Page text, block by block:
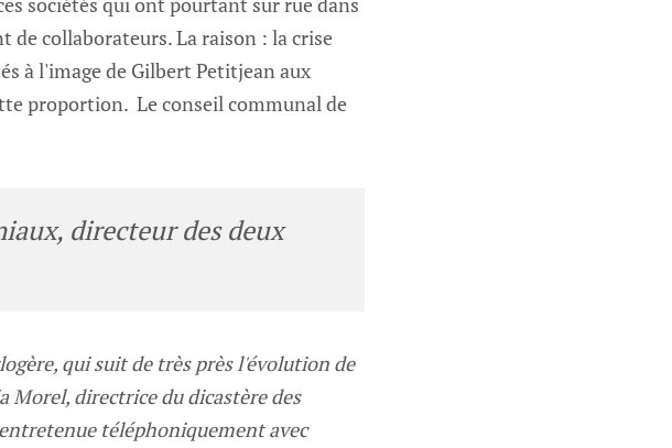
de collaborateurs. La raison : la crise
à l'image de Gilbert Petitjean aux
proportion. Le conseil communal de
directeur des deux
qui suit de très près l'évolution de
directrice du dicastère des
téléphoniquement avec